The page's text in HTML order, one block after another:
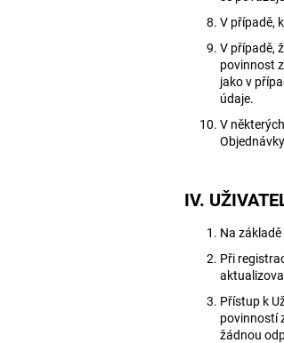
V případě,
V případě,
povinnost
jako v
údaje.
V
IV.
Na
Při
Přístup k
povinností
žádnou